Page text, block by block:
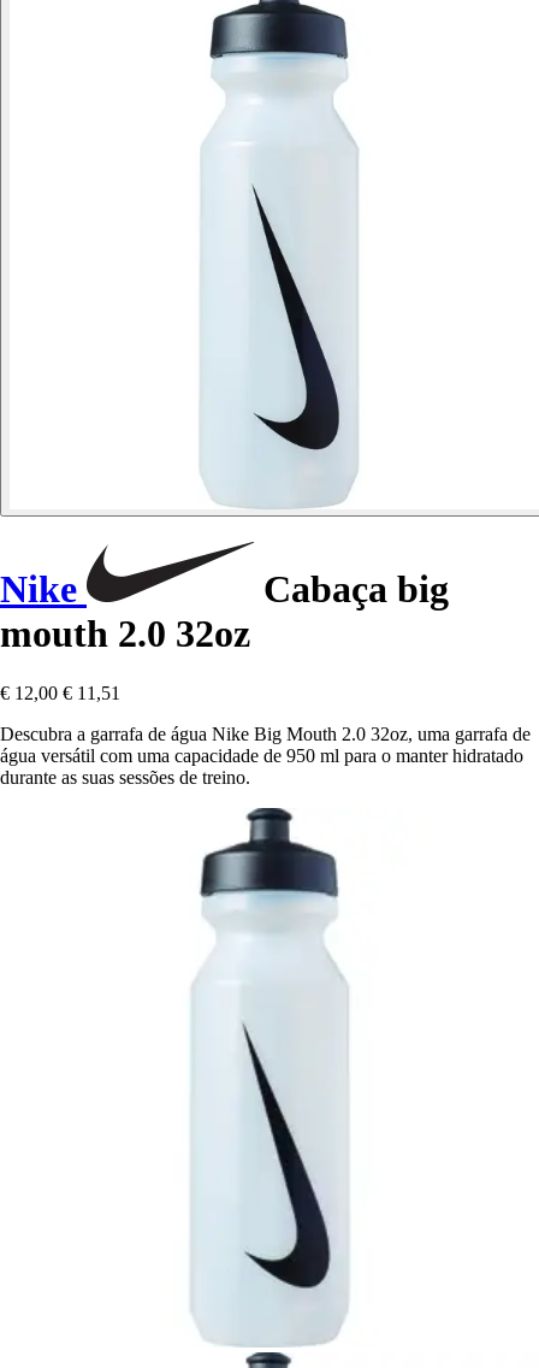
Nike
Cabaça big
mouth 2.0 32oz
€ 12,00 € 11,51
Descubra a garrafa de água Nike Big Mouth 2.0 32oz, uma garrafa de
água versátil com uma capacidade de 950 ml para o manter hidratado
durante as suas sessões de treino.